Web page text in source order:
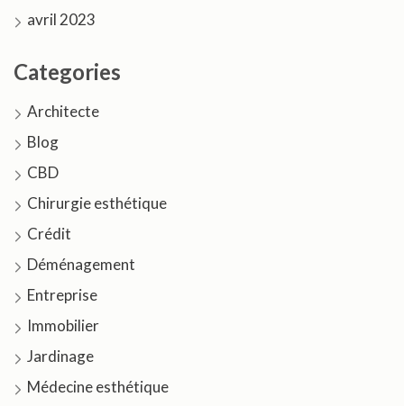
avril 2023
Categories
Architecte
Blog
CBD
Chirurgie esthétique
Crédit
Déménagement
Entreprise
Immobilier
Jardinage
Médecine esthétique